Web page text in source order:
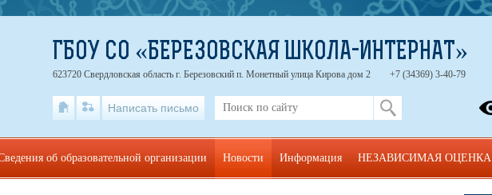
ГБОУ СО «БЕРЕЗОВСКАЯ ШКОЛА-ИНТЕРНАТ»
623720 Свердловская область г. Березовский п. Монетный улица Кирова дом 2 +7 (34369) 3-40-79
Написать письмо
об образовательной организации Новости Информация НЕЗАВИСИМАЯ ОЦЕНКА